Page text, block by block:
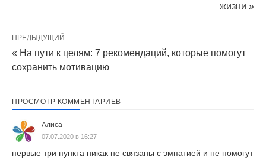
жизни »
ПРЕДЫДУЩИЙ
« На пути к целям: 7 рекомендаций, которые помогут
сохранить мотивацию
ПРОСМОТР КОММЕНТАРИЕВ
Алиса
07.07.2020 в 16:27
первые три пункта никак не связаны с эмпатией и не помогут